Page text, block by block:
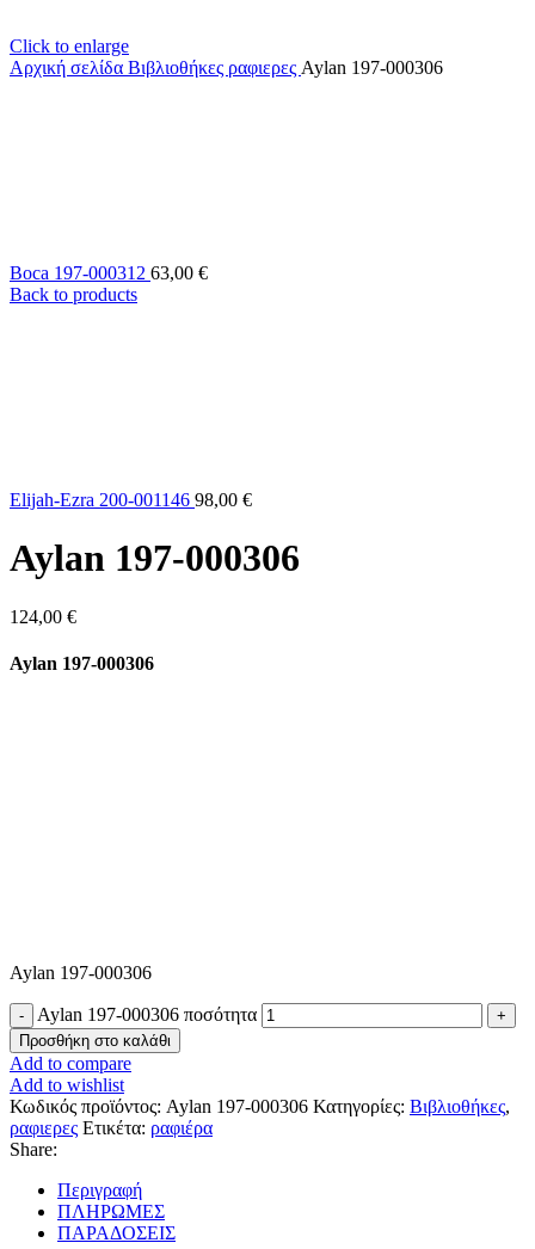
Click to enlarge
Αρχική σελίδα Βιβλιοθήκες ραφιερες Aylan 197-000306
Bοca 197-000312 63,00 €
Back to products
Elijah-Ezra 200-001146 98,00 €
Aylan 197-000306
124,00 €
Aylan 197-000306
Aylan 197-000306
Aylan 197-000306 ποσότητα
Προσθήκη στο καλάθι
Add to compare
Add to wishlist
Κωδικός προϊόντος: Aylan 197-000306 Κατηγορίες: Βιβλιοθήκες,
ραφιερες Ετικέτα: ραφιέρα
Share:
Περιγραφή
ΠΛΗΡΩΜΕΣ
ΠΑΡΑΔΟΣΕΙΣ